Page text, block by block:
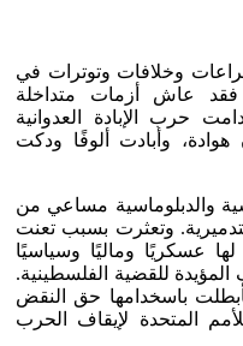
صراعات وخلافات وتوترات في
فقد عاش أزمات متداخلة
حرب الإبادة العدوانية
وأبادت ألوفًا ودكت
والدبلوماسية مساعي من
وتعثرت بسبب تعنت
لها عسكريًا وماليًا وسياسيًا
للقضية الفلسطينية.
باسخدامها حق النقض
المتحدة لإيقاف الحرب